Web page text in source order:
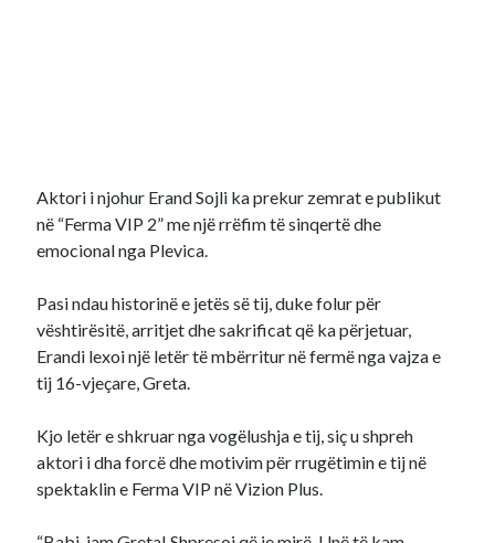
Aktori i njohur Erand Sojli ka prekur zemrat e publikut
në “Ferma VIP 2” me një rrëfim të sinqertë dhe
emocional nga Plevica.
Pasi ndau historinë e jetës së tij, duke folur për
vështirësitë, arritjet dhe sakrificat që ka përjetuar,
Erandi lexoi një letër të mbërritur në fermë nga vajza e
tij 16-vjeçare, Greta.
Kjo letër e shkruar nga vogëlushja e tij, siç u shpreh
aktori i dha forcë dhe motivim për rrugëtimin e tij në
spektaklin e Ferma VIP në Vizion Plus.